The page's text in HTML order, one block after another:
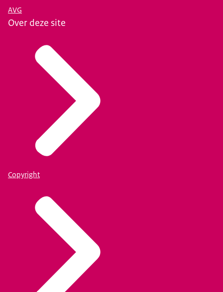
AVG
Over deze site
Copyright